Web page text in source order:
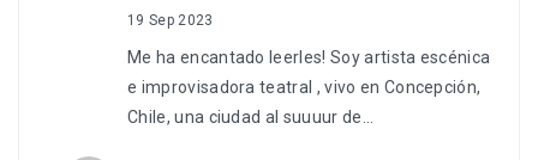
19 Sep 2023
Me ha encantado leerles! Soy artista escénica
e improvisadora teatral , vivo en Concepción,
Chile, una ciudad al suuuur de…